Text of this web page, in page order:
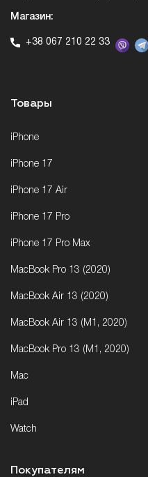
Магазин:
+38 067 210 22 33
Товары
iPhone
iPhone 17
iPhone 17 Air
iPhone 17 Pro
iPhone 17 Pro Max
MacBook Pro 13 (2020)
MacBook Air 13 (2020)
MacBook Air 13 (M1, 2020)
MacBook Pro 13 (M1, 2020)
Mac
iPad
Watch
Покупателям